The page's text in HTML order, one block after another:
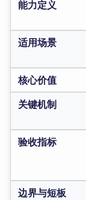
能力定义
适用场景
核心价值
关键机制
验收指标
边界与短板